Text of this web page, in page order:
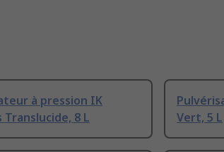
à pression IK
Translucide, 8 L
Vert, 5 L